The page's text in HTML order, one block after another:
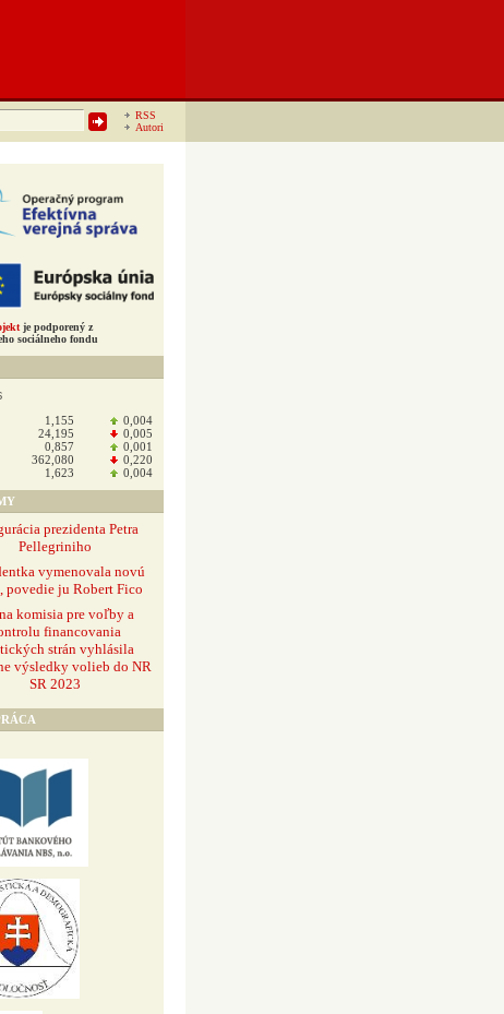
RSS
Autori
je podporený z
sociálneho fondu
1,155
0,004
24,195
0,005
0,857
0,001
362,080
0,220
1,623 0,004
prezidenta Petra
Pellegriniho
vymenovala novú
povedie ju Robert Fico
komisia pre voľby a
financovania
strán vyhlásila
výsledky volieb do NR
SR 2023